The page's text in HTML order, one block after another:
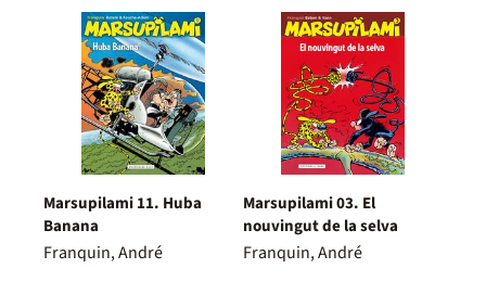
Marsupilami 11. Huba
Banana
Franquin, André
Marsupilami 03. El
nouvingut de la selva
Franquin, André